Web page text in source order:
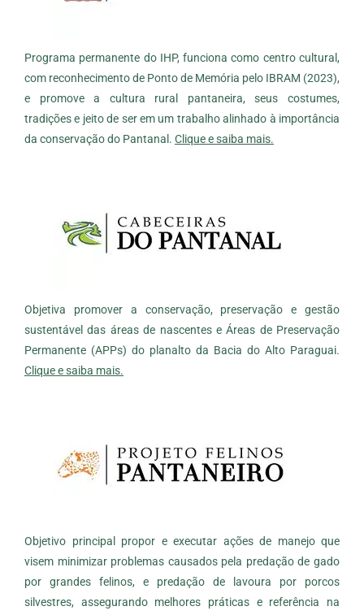
Programa permanente do IHP, funciona como centro cultural,
com reconhecimento de Ponto de Memória pelo IBRAM (2023),
e promove a cultura rural pantaneira, seus costumes,
tradições e jeito de ser em um trabalho alinhado à importância
da conservação do Pantanal. Clique e saiba mais.
Objetiva promover a conservação, preservação e gestão
sustentável das áreas de nascentes e Áreas de Preservação
Permanente (APPs) do planalto da Bacia do Alto Paraguai.
Clique e saiba mais.
Objetivo principal propor e executar ações de manejo que
visem minimizar problemas causados pela predação de gado
por grandes felinos, e predação de lavoura por porcos
silvestres, assegurando melhores práticas e referência na